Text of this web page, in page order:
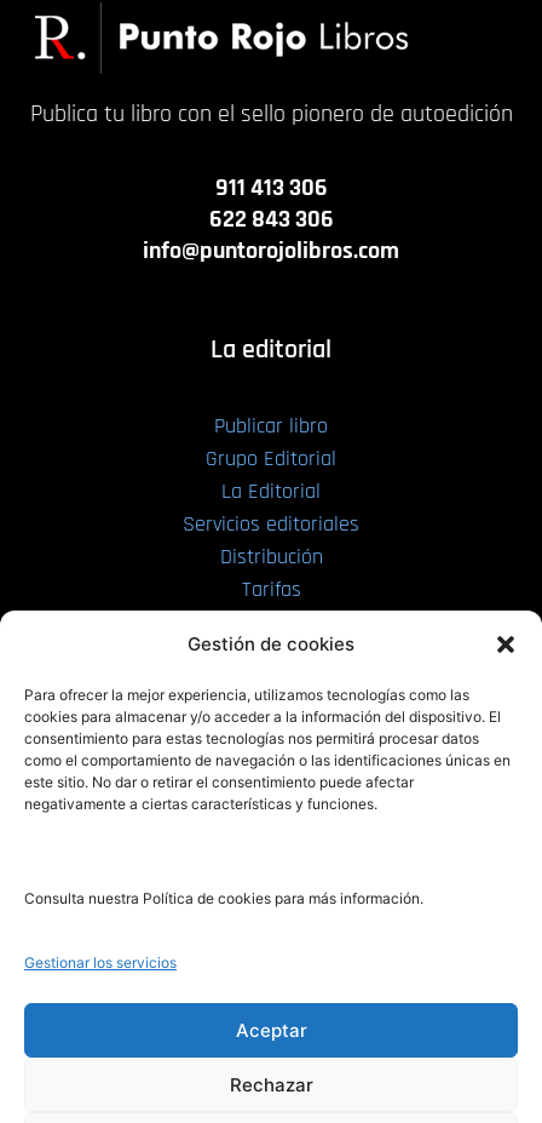
Gestión de cookies
Para ofrecer la mejor experiencia, utilizamos tecnologías como las
cookies para almacenar y/o acceder a la información del dispositivo. El
consentimiento para estas tecnologías nos permitirá procesar datos
como el comportamiento de navegación o las identificaciones únicas en
este sitio. No dar o retirar el consentimiento puede afectar
negativamente a ciertas características y funciones.
Consulta nuestra Política de cookies para más información.
Gestionar los servicios
Aceptar
Rechazar
Publica tu libro con el sello pionero de autoedición
911 413 306
622 843 306
info@puntorojolibros.com
La editorial
Publicar libro
Grupo Editorial
La Editorial
Servicios editoriales
Distribución
Tarifas
PRL | Films
PRL | Play
PRL | LAB
Noticias
Legal
Aviso Legal